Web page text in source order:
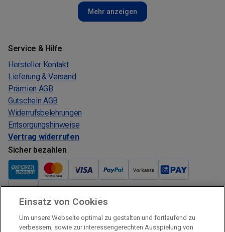
Mehr anzeigen
Service & Hilfe
Hersteller Kontakt
Lieferung & Versand
Prämien AGB
Gutschein AGB
Widerrufsbelehrungen
Entsorgungshinweise
Vertrag widerrufen
Sicher bezahlen
Verkauf und Versand
Kostenloser Versand:
Einsatz von Cookies
Um unsere Webseite optimal zu gestalten und fortlaufend zu
verbessern, sowie zur interessengerechten Ausspielung von